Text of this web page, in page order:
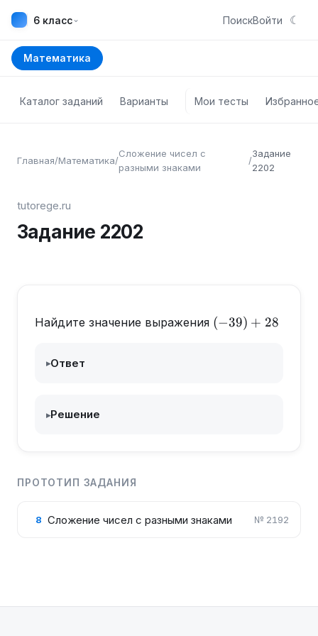
6 класс⌄ ПоискВойти ☾
Математика
Каталог заданий Варианты Мои тесты
Главная/Математика/
Сложение чисел с
разными знаками
/
Задание
2202
tutorege.ru
Задание 2202
Найдите значение выражения (-39)+28
(−39) + 28
▸Ответ
▸Решение
ПРОТОТИП ЗАДАНИЯ
8 Сложение чисел с разными знаками № 2192